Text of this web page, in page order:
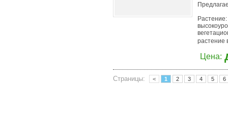
Растение:
растение
Цена:
Страницы: < 1 2 3 4 5 6